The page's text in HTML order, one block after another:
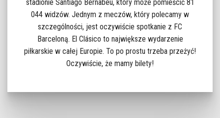
stadionie Santiago Bernabeu, który może pomieścić 81
044 widzów. Jednym z meczów, który polecamy w
szczególności, jest oczywiście spotkanie z FC
Barceloną. El Clásico to największe wydarzenie
piłkarskie w całej Europie. To po prostu trzeba przeżyć!
Oczywiście, że mamy bilety!